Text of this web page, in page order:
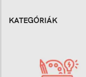
KATEGÓRIÁK